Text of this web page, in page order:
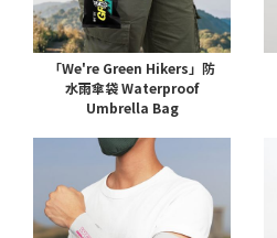
「We're Green Hikers」防
水雨傘袋 Waterproof
Umbrella Bag